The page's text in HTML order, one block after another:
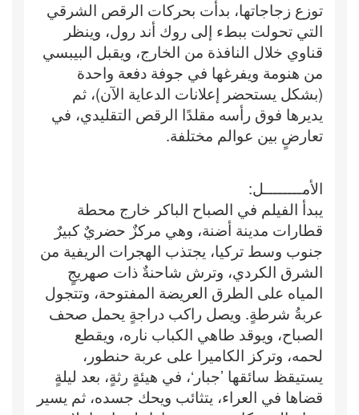
توزع زجاجاتها، بدأت بحركات الرقص الشرقي
التي تحولت ببطء إلى روك أند رول، وينظر
قناوي خلال النافذة من الخارج، ويقبل البيبسي
من هنومة ويفرغها في جوفة دفعة واحدة
(بشكل يستحضر إعلانات الدعاية الآن)، ثم
يديرها فوق رأسه مقلدًا الرقص التقليدي، في
تعارضٍ بين عوالم مختلفة.
الأمــــــــل:
يبدأ الفيلم في الصباح الباكر خارج محطة
قطارات مدينة أضنة، وهي مركزٌ حضريٌ كبيرٌ
جنوب وسط تركيا، يجتذب الهجرات الريفية من
الشرق الكردي، وترش شاحنةٌ ذات صهريجٍ
المياه على الطرق العريضة المفتوحة، وتتجول
عربةُ شرطةٍ. ويصل راكب دراجةٍ يحمل صحف
الصباح، ويوقد طاهي الكباب ناره، ويقطع
لحمه، وتركز الكاميرا على عربة حنطور،
يستيقظ سائقها ’جبار‘، في هيئةٍ رثةٍ، بعد ليلةٍ
قضاها في العراء، يتثائب ويحك جسده، ثم يسير